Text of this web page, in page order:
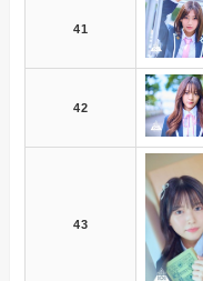
41
42
43